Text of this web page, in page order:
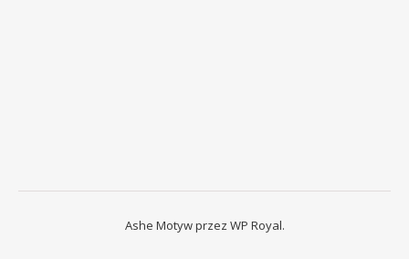
Ashe Motyw przez WP Royal.